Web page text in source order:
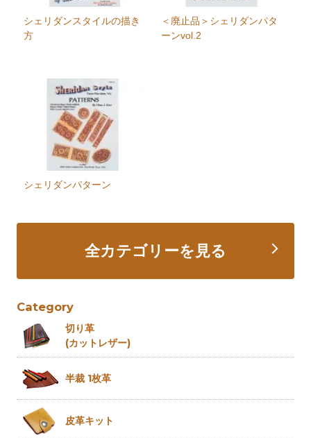
シェリダンスタイルの描き
方
＜廃止品＞シェリダンパタ
ーンvol.2
シェリダンパターン
全カテゴリーを見る
Category
切り革
(カットレザー)
半裁 1枚革
皮革キット